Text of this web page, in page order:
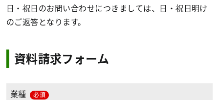
日・祝日のお問い合わせにつきましては、日・祝日明け
のご返答となります。
資料請求フォーム
業種 必須